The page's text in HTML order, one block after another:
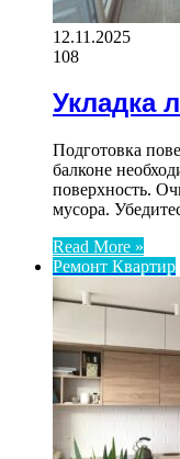
12.11.2025
108
Укладка
Подготовка
балконе
поверхность.
мусора.
Read More »
Ремонт Квартир